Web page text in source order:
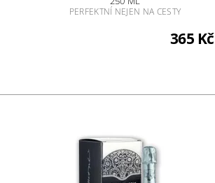
PERFEKTNÍ NEJEN NA CESTY
365 Kč